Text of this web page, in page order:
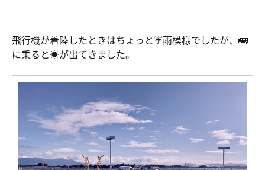
飛行機が着陸したときはちょっと☔️雨模様でしたが、🚌
に乗ると☀️が出てきました。